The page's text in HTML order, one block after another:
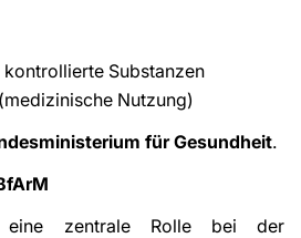
Substanzen
Nutzung)
für Gesundheit.
zentrale Rolle bei der